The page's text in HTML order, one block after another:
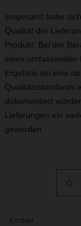
Insgesamt habe
Qualität der
Produkt. Bei der
eines umfassenden
Ergebnis sei eine
Qualitätsstandards
dokumentiert
Lieferungen ein
geworden.
Kontakt